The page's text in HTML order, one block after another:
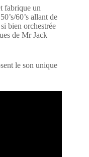
fabrique un
60’s allant de
bien orchestrée
de Mr Jack
le son unique